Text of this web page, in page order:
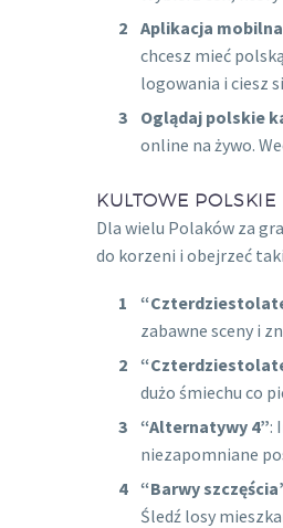
Aplikacja mobilna
chcesz mieć
logowania i ciesz
Oglądaj polskie
online na żywo.
KULTOWE
Dla wielu Polaków za
do korzeni i obejrzeć
zabawne sceny i
dużo śmiechu co
“Alternatywy 4”:
niezapomniane
“Barwy
Śledź losy